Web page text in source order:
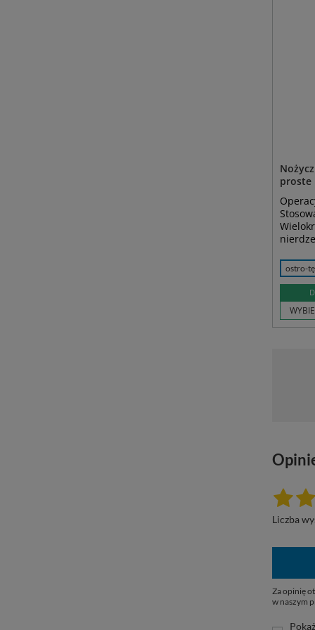
proste
ostro-
Liczba
Za opinię
w naszym